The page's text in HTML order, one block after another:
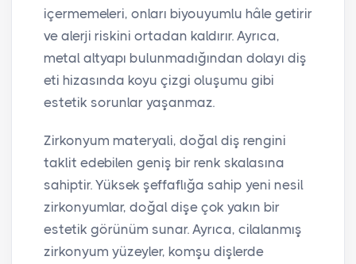
içermemeleri, onları biyouyumlu hâle getirir
ve alerji riskini ortadan kaldırır. Ayrıca,
metal altyapı bulunmadığından dolayı diş
eti hizasında koyu çizgi oluşumu gibi
estetik sorunlar yaşanmaz.
Zirkonyum materyali, doğal diş rengini
taklit edebilen geniş bir renk skalasına
sahiptir. Yüksek şeffaflığa sahip yeni nesil
zirkonyumlar, doğal dişe çok yakın bir
estetik görünüm sunar. Ayrıca, cilalanmış
zirkonyum yüzeyler, komşu dişlerde